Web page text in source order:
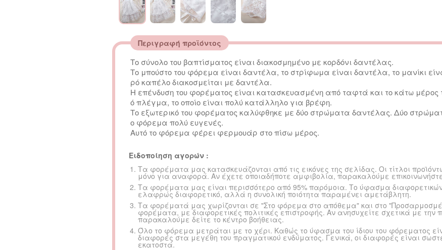
Περιγραφή προϊόντος
Το σύνολο του βαπτίσματος είναι διακοσμημένο με κορδόνι δαντέλας.
Το μπούστο του φόρεμα είναι δαντέλα, το στρίφωμα είναι δαντέλα, το μανίκι
ρό καπέλο διακοσμείται με δαντέλα.
Η επένδυση του φορέματος είναι κατασκευασμένη από ταφτά και το κάτω μέρος
ό πλέγμα, το οποίο είναι πολύ κατάλληλο για βρέφη.
Το εξωτερικό του φορέματος καλύφθηκε με δύο στρώματα δαντέλας. Δύο
ο φόρεμα πολύ ευγενές.
Αυτό το φόρεμα φέρει φερμουάρ στο πίσω μέρος.
Ειδοποίηση αγορών :
Τα φορέματα μας κατασκευάζονται από τις εικόνες της σελίδας. Οι τίτλοι
μόνο για αναφορά. Αν έχετε οποιαδήποτε αμφιβολία, παρακαλούμε
Τα φορέματα μας είναι περισσότερο από 95% παρόμοια. Το ύφασμα
ελαφρώς διαφορετικό, αλλά η συνολική ποιότητα παραμένει αμετάβλητη.
Τα φορέματά μας χωρίζονται σε "Στο φόρεμα στο απόθεμα" και στο
φορέματα, με διαφορετικές πολιτικές επιστροφής. Αν ανησυχείτε σχετικά με την
παρακαλούμε δείτε το κέντρο βοήθειας.
Όλο το φόρεμα μετράται με το χέρι. Καθώς το ύφασμα του ίδιου του φόρεματος
διαφορές στα μεγέθη του πραγματικού ενδύματος. Γενικά, οι διαφορές είναι
εκατοστά.